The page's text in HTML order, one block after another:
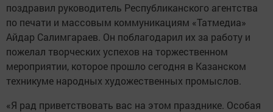
поздравил руководитель Республиканского агентства
по печати и массовым коммуникациям «Татмедиа»
Айдар Салимгараев. Он поблагодарил их за работу и
пожелал творческих успехов на торжественном
мероприятии, которое прошло сегодня в Казанском
техникуме народных художественных промыслов.
«Я рад приветствовать вас на этом празднике. Особая